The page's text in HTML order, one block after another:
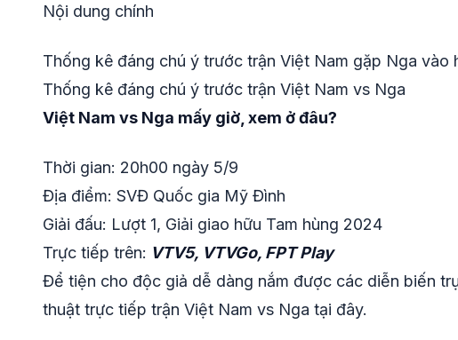
Nội dung chính
Thống kê đáng chú ý trước trận Việt Nam gặp Nga vào
Thống kê đáng chú ý trước trận Việt Nam vs Nga
Việt Nam vs Nga mấy giờ, xem ở đâu?
Thời gian: 20h00 ngày 5/9
Địa điểm: SVĐ Quốc gia Mỹ Đình
Giải đấu: Lượt 1, Giải giao hữu Tam hùng 2024
Trực tiếp trên: VTV5, VTVGo, FPT Play
Để tiện cho độc giả dễ dàng nắm được các diễn biến
thuật trực tiếp trận Việt Nam vs Nga tại đây.